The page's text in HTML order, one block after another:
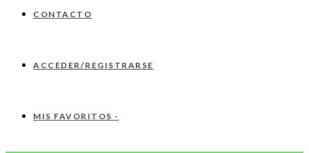
CONTACTO
ACCEDER/REGISTRARSE
MIS FAVORITOS -